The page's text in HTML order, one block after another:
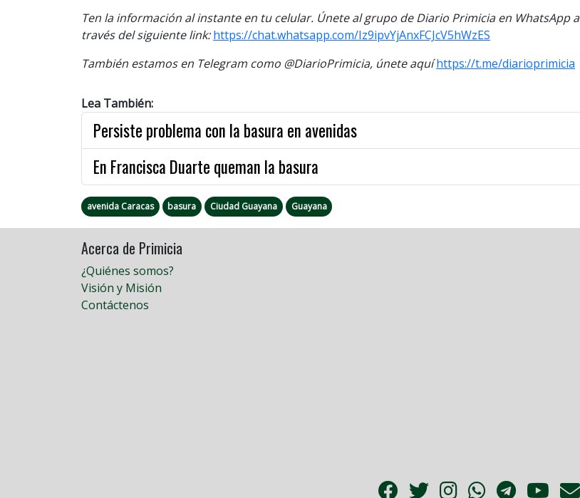
Ten la información al instante en tu celular. Únete al grupo de Diario Primicia en WhatsApp a
través del siguiente link:https://chat.whatsapp.com/Iz9ipvYjAnxFCJcV5hWzES
También estamos en Telegram como @DiarioPrimicia, únete aquí https://t.me/diarioprimicia
Lea También:
Persiste problema con la basura en avenidas
En Francisca Duarte queman la basura
avenida Caracas basura Ciudad Guayana Guayana
Acerca de Primicia
¿Quiénes somos?
Visión y Misión
Contáctenos